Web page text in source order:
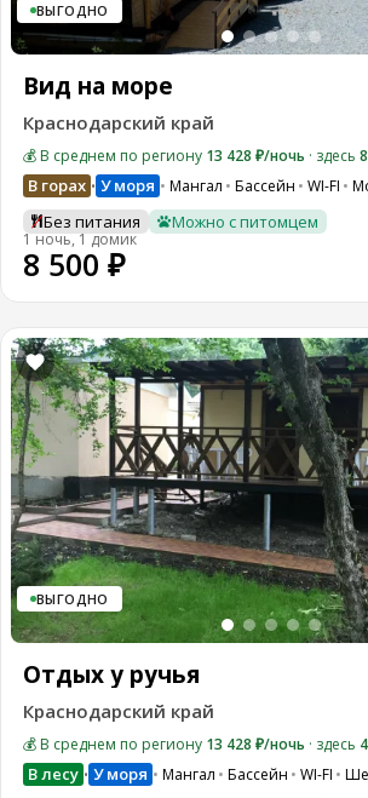
ВЫГОДНО
Вид на море
Краснодарский край
💰 В среднем по региону 13 428 ₽/ночь · здесь
В горах • У моря Мангал Бассейн WI-FI
Без питания Можно с питомцем
1 ночь, 1 домик
8 500 ₽
ВЫГОДНО
Отдых у ручья
Краснодарский край
💰 В среднем по региону 13 428 ₽/ночь · здесь
В лесу • У моря Мангал Бассейн WI-FI